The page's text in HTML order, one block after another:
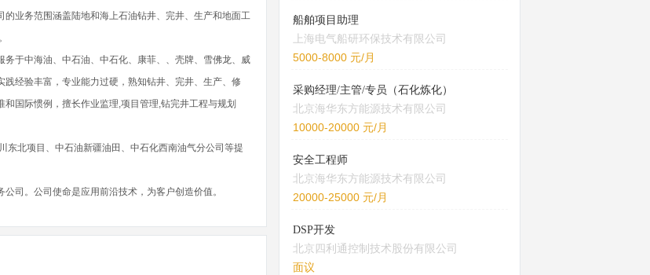
业务范围涵盖陆地和海上石油钻井、完井、生产和地面工
于中海油、中石油、中石化、康菲、、壳牌、雪佛龙、威
经验丰富，专业能力过硬，熟知钻井、完井、生产、修
国际惯例，擅长作业监理,项目管理,钻完井工程与规划
东北项目、中石油新疆油田、中石化西南油气分公司等提
司。公司使命是应用前沿技术，为客户创造价值。
船舶项目助理
上海电气船研环保技术有限公司
5000-8000 元/月
采购经理/主管/专员（石化炼化）
北京海华东方能源技术有限公司
10000-20000 元/月
安全工程师
北京海华东方能源技术有限公司
20000-25000 元/月
DSP开发
北京四利通控制技术股份有限公司
面议